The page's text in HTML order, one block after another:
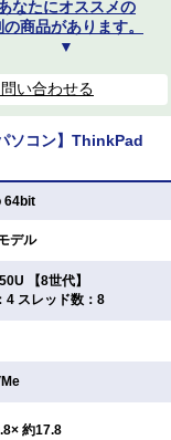
なたにオススメの
の商品があります。
▼
い合わせる
ソコン】ThinkPad
64bit
デル
【8世代】
4 スレッド数：8
約17.8